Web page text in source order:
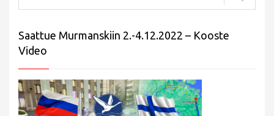
Saattue Murmanskiin 2.-4.12.2022 – Kooste
Video